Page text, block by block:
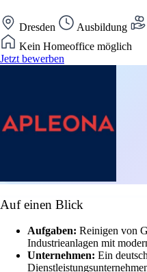
Dresden Ausbildung
Kein Homeoffice möglich
Jetzt bewerben
Auf einen Blick
Aufgaben: Reinigen von
Industrieanlagen mit
Unternehmen: Ein